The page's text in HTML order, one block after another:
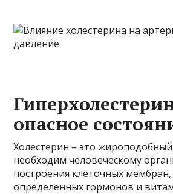
опасное
Холестерин – это
необходим человеческому
построения клеточных мембран,
определенных гормонов и